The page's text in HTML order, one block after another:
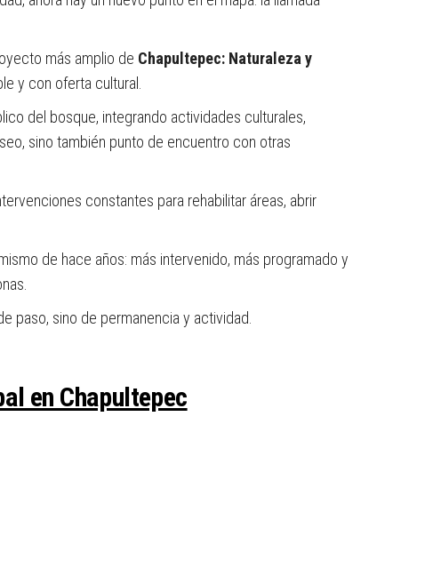
más amplio de Chapultepec: Naturaleza y
y con oferta cultural.
del bosque, integrando actividades culturales,
sino también punto de encuentro con otras
constantes para rehabilitar áreas, abrir
de hace años: más intervenido, más programado y
paso, sino de permanencia y actividad.
en Chapultepec